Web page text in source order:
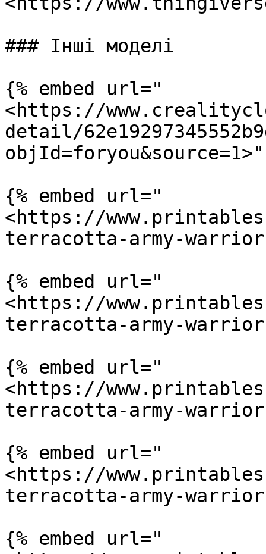
### Інші моделі
{% embed url="
<https://
detail/
{% embed url="
<https://
terracotta-army-
{% embed url="
<https://
terracotta-army-
{% embed url="
<https://
terracotta-army-
{% embed url="
<https://
terracotta-army-
{% embed url="